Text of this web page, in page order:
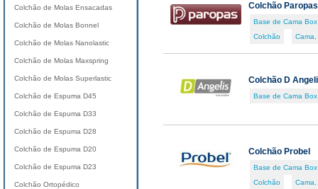
Colchão Paropas
Base de Cama Box
Colchão
Colchão D
Base de Cama Box
Colchão Probel
Base de Cama Box
Colchão
Colchão de Molas Ensacadas
Colchão de Molas Bonnel
Colchão de Molas Nanolastic
Colchão de Molas Maxspring
Colchão de Molas Superlastic
Colchão de Espuma D45
Colchão de Espuma D33
Colchão de Espuma D28
Colchão de Espuma D20
Colchão de Espuma D23
Colchão Ortopédico